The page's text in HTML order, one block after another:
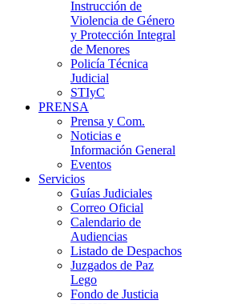
Instrucción de
Violencia de Género
y Protección Integral
de Menores
Policía Técnica
Judicial
STIyC
PRENSA
Prensa y Com.
Noticias e
Información General
Eventos
Servicios
Guías Judiciales
Correo Oficial
Calendario de
Audiencias
Listado de Despachos
Juzgados de Paz
Lego
Fondo de Justicia